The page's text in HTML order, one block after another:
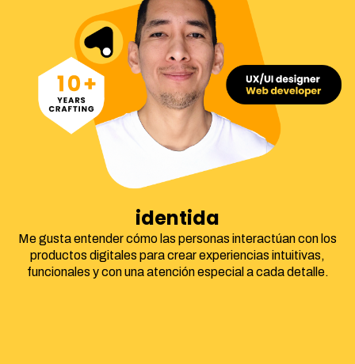
identidad corpora
Me gusta entender cómo las personas interactúan con los
productos digitales para crear experiencias intuitivas,
funcionales y con una atención especial a cada detalle.